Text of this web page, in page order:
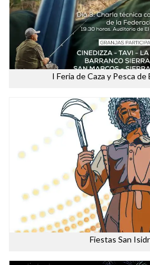
I Feria de Caza y Pesca de
Fiestas San